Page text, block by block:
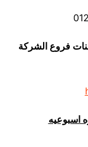
فروع الشركة
اسبوعيه